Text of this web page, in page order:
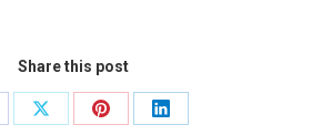
Share this post
Share
Share
Share